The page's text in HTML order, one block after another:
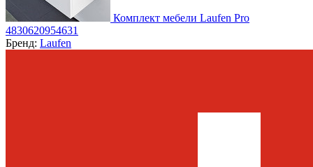
Комплект мебели Laufen Pro
4830620954631
Бренд: Laufen